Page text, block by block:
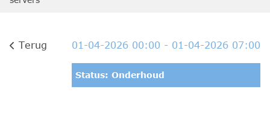
Terug 01-04-2026 00:00 - 01-04-2026 07:00
Status: Onderhoud